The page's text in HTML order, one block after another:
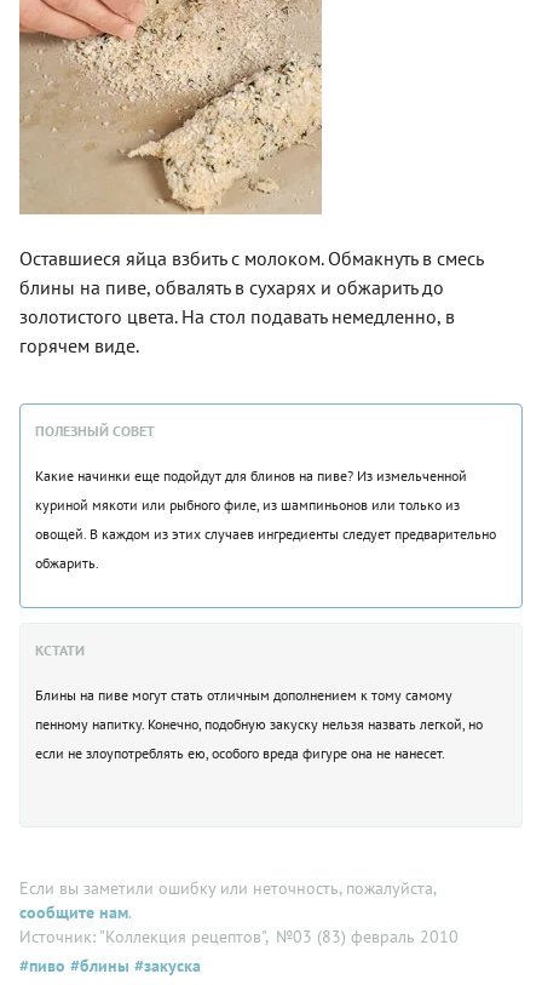
Оставшиеся яйца взбить с молоком. Обмакнуть в смесь
блины на пиве, обвалять в сухарях и обжарить до
золотистого цвета. На стол подавать немедленно, в
горячем виде.
ПОЛЕЗНЫЙ СОВЕТ
Какие начинки еще подойдут для блинов на пиве? Из измельченной
куриной мякоти или рыбного филе, из шампиньонов или только из
овощей. В каждом из этих случаев ингредиенты следует предварительно
обжарить.
КСТАТИ
Блины на пиве могут стать отличным дополнением к тому самому
пенному напитку. Конечно, подобную закуску нельзя назвать легкой, но
если не злоупотреблять ею, особого вреда фигуре она не нанесет.
Если вы заметили ошибку или неточность, пожалуйста,
сообщите нам.
Источник: "Коллекция рецептов", №03 (83) февраль 2010
#пиво #блины #закуска